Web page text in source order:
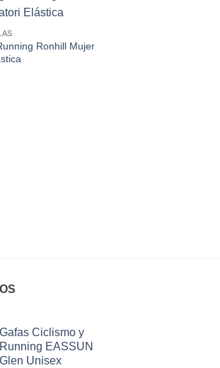
Ronhill Mujer
Gafas Ciclismo y
Running EASSUN
Glen Unisex